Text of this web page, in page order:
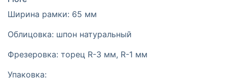
Ширина рамки: 65 мм
Облицовка: шпон натуральный
Фрезеровка: торец R-3 мм, R-1 мм
Упаковка: